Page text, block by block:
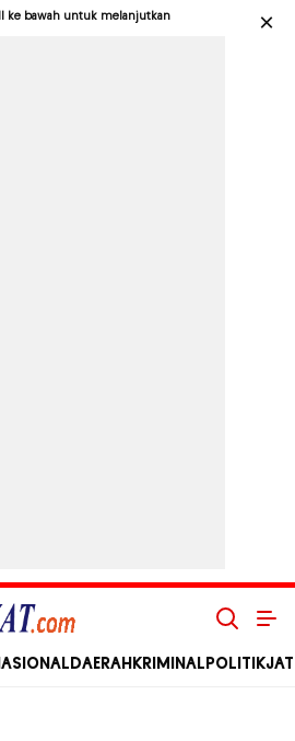
ke bawah untuk melanjutkan ×
Terbaru Indonesia dan Internasional
DAERAH KRIMINAL POLITIK